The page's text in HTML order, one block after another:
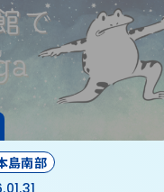
島南部